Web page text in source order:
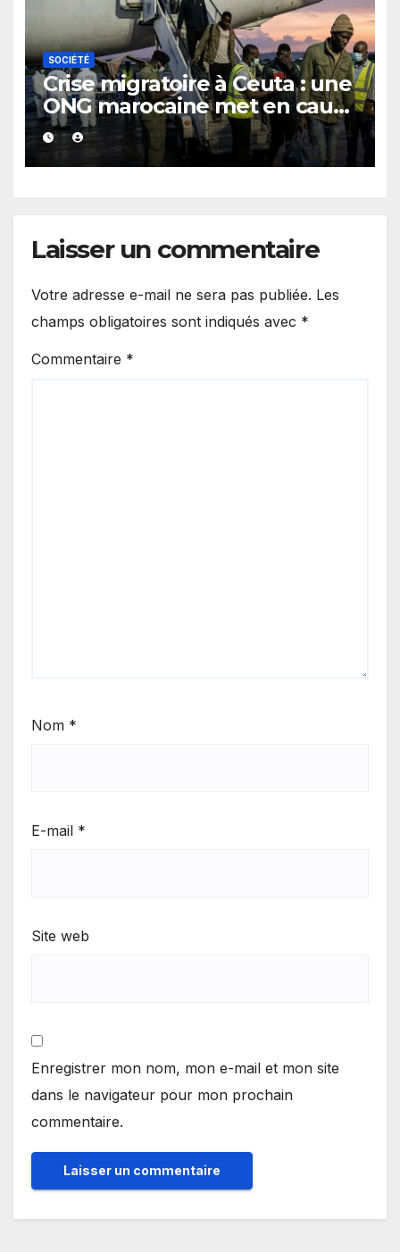
SOCIÉTÉ
Crise migratoire à Ceuta : une
ONG marocaine met en cause
les responsabilités de Rabat
et de Madrid
Laisser un commentaire
Votre adresse e-mail ne sera pas publiée. Les
champs obligatoires sont indiqués avec *
Commentaire *
Nom *
E-mail *
Site web
Enregistrer mon nom, mon e-mail et mon site
dans le navigateur pour mon prochain
commentaire.